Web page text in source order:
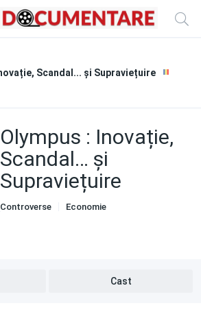
Scandal... și Supraviețuire
Olympus : Inovație,
Scandal… și
Supraviețuire
Controverse
Economie
Cast